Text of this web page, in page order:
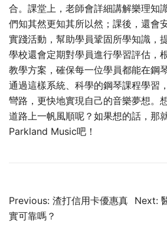
合。課堂上，老師會詳細講解樂理知
們知其然更知其所以然；課後，還會
實踐活動，幫助學員鞏固所學知識，
學校還會定期對學員進行學習評估，
教學方案，確保每一位學員都能在鋼
通過這樣系統、科學的鋼琴課程學習
彎路，更快地實現自己的音樂夢想。
道路上一帆風順呢？如果想的話，那
Parkland Music吧！
Post
navigation
Previous: 渣打信用卡優惠真
實可靠嗎？
Next: